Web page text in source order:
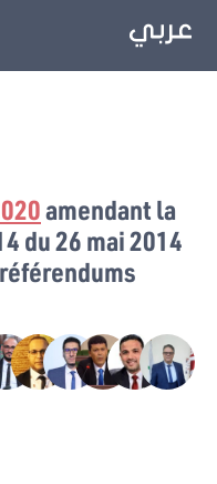
amendant la
du 26 mai 2014